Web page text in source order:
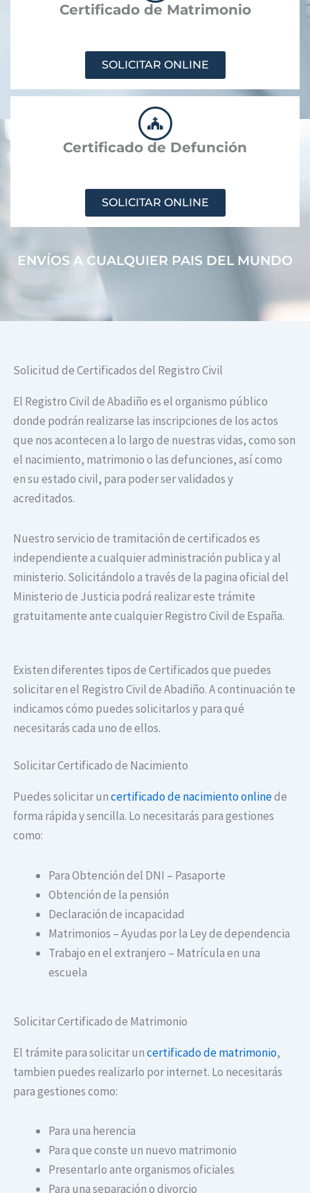
Certificado de Matrimonio
SOLICITAR ONLINE
Certificado de Defunción
SOLICITAR ONLINE
ENVÍOS A CUALQUIER PAIS DEL MUNDO
Solicitud de Certificados del Registro Civil
El Registro Civil de Abadiño es el organismo público
donde podrán realizarse las inscripciones de los actos
que nos acontecen a lo largo de nuestras vidas, como son
el nacimiento, matrimonio o las defunciones, así como
en su estado civil, para poder ser validados y
acreditados.
Nuestro servicio de tramitación de certificados es
independiente a cualquier administración publica y al
ministerio. Solicitándolo a través de la pagina oficial del
Ministerio de Justicia podrá realizar este trámite
gratuitamente ante cualquier Registro Civil de España.
Existen diferentes tipos de Certificados que puedes
solicitar en el Registro Civil de Abadiño. A continuación te
indicamos cómo puedes solicitarlos y para qué
necesitarás cada uno de ellos.
Solicitar Certificado de Nacimiento
Puedes solicitar uncertificado de nacimiento onlinede
forma rápida y sencilla. Lo necesitarás para gestiones
como:
Para Obtención del DNI – Pasaporte
Obtención de la pensión
Declaración de incapacidad
Matrimonios – Ayudas por la Ley de dependencia
Trabajo en el extranjero – Matrícula en una
escuela
Solicitar Certificado de Matrimonio
El trámite para solicitar uncertificado de matrimonio,
tambien puedes realizarlo por internet. Lo necesitarás
para gestiones como:
Para una herencia
Para que conste un nuevo matrimonio
Presentarlo ante organismos oficiales
Para una separación o divorcio